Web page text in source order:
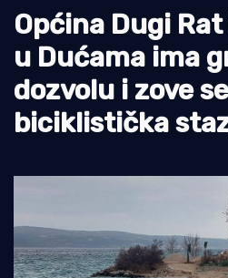
Pomorstvo
Ribolov
Ekologija
Tradicija i kultura
Općina Dugi
u Dućama ima
dozvolu i zove
biciklistička